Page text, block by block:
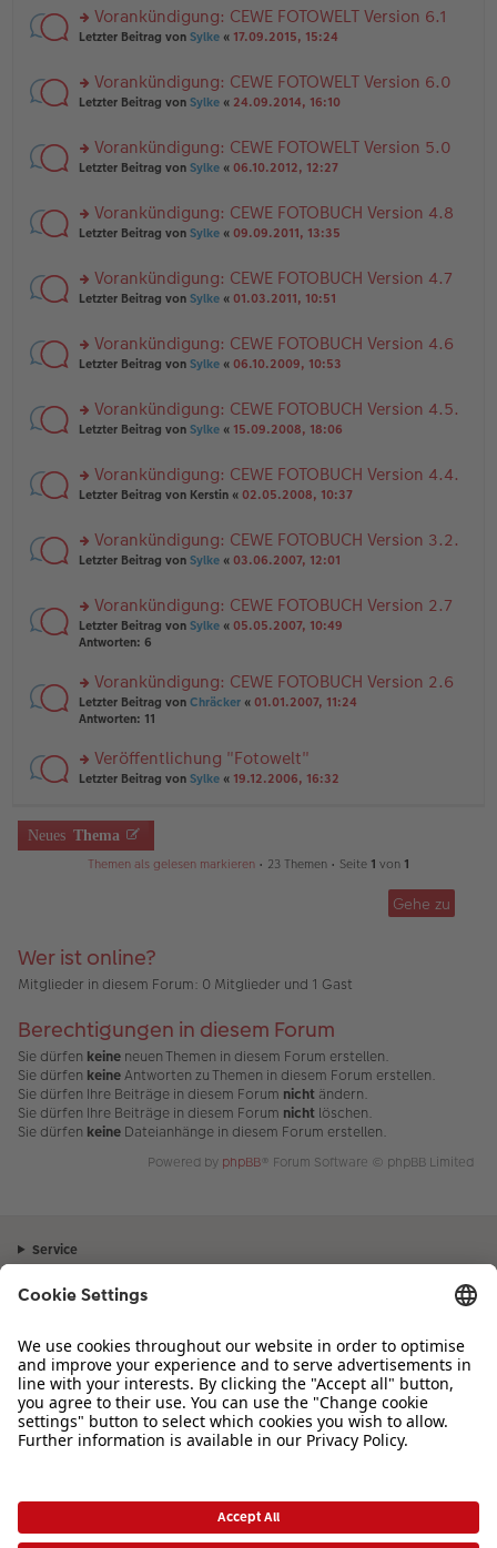
ei
tr
es
e
n
B
ei
tr
g
n
g
es
e
n
B
ei
tr
g
rs
u
n
es
e
B
ei
g
Vorankündigung: CEWE FOTOWELT Version 6.1
Letzter Beitrag von Sylke « 17.09.2015, 15:24
rs
u
n
es
e
B
ei
g
Vorankündigung: CEWE FOTOWELT Version 6.0
Letzter Beitrag von Sylke « 24.09.2014, 16:10
rs
u
n
es
e
B
ei
g
Vorankündigung: CEWE FOTOWELT Version 5.0
Letzter Beitrag von Sylke « 06.10.2012, 12:27
rs
u
n
es
e
B
ei
g
Vorankündigung: CEWE FOTOBUCH Version 4.8
Letzter Beitrag von Sylke « 09.09.2011, 13:35
rs
u
n
es
e
B
ei
g
Vorankündigung: CEWE FOTOBUCH Version 4.7
Letzter Beitrag von Sylke « 01.03.2011, 10:51
rs
u
n
es
e
B
ei
g
Vorankündigung: CEWE FOTOBUCH Version 4.6
Letzter Beitrag von Sylke « 06.10.2009, 10:53
rs
u
n
es
e
B
ei
tr
g
Vorankündigung: CEWE FOTOBUCH Version 4.5.
Letzter Beitrag von Sylke « 15.09.2008, 18:06
rs
u
n
es
e
n
B
ei
tr
a
Vorankündigung: CEWE FOTOBUCH Version 4.4.
Letzter Beitrag von Kerstin « 02.05.2008, 10:37
rs
u
n
g
es
e
n
er
ei
tr
Vorankündigung: CEWE FOTOBUCH Version 3.2.
Letzter Beitrag von Sylke « 03.06.2007, 12:01
rs
te
n
g
el
e
n
ei
tr
Vorankündigung: CEWE FOTOBUCH Version 2.7
Letzter Beitrag von Sylke « 05.05.2007, 10:49
Antworten: 6
rs
te
n
g
es
e
n
g
Vorankündigung: CEWE FOTOBUCH Version 2.6
Letzter Beitrag von Chräcker « 01.01.2007, 11:24
Antworten: 11
rs
u
n
B
tr
g
Veröffentlichung "Fotowelt"
Letzter Beitrag von Sylke « 19.12.2006, 16:32
Neues Thema
Themen als gelesen markieren • 23 Themen • Seite 1 von 1
Gehe zu
Wer ist online?
Mitglieder in diesem Forum: 0 Mitglieder und 1 Gast
Berechtigungen in diesem Forum
Sie dürfen keine neuen Themen in diesem Forum erstellen.
Sie dürfen keineAntworten zu Themen in diesem Forum erstellen.
Sie dürfen Ihre Beiträge in diesem Forum nicht ändern.
Sie dürfen Ihre Beiträge in diesem Forum nicht löschen.
Sie dürfen keine Dateianhänge in diesem Forum erstellen.
Powered by phpBB® Forum Software © phpBB Limited
Service
Sortiment
Inspiration